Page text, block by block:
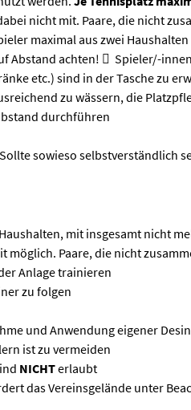
nicht mit. Paare, die nicht
maximal aus zwei
Abstand achten!  Spieler/-
etc.) sind in der Tasche zu
zu wässern, die
durchführen
sowieso selbstverständlich
Haushalten, mit insgesamt nicht
möglich. Paare, die nicht
Anlage trainieren
zu folgen
und Anwendung eigener
ist zu vermeiden
NICHTerlaubt
das Vereinsgelände unter